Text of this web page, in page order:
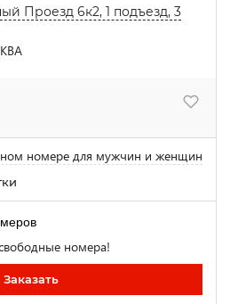
Проезд 6к2, 1 подъезд, 3
номере для мужчин и женщин
номера!
Заказать